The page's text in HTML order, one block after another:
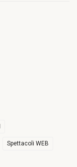
Spettacoli WEB